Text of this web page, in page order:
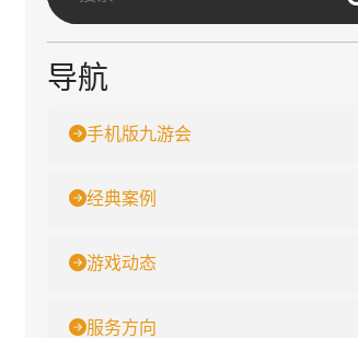
导航
手机版九游会
经典案例
游戏动态
服务方向